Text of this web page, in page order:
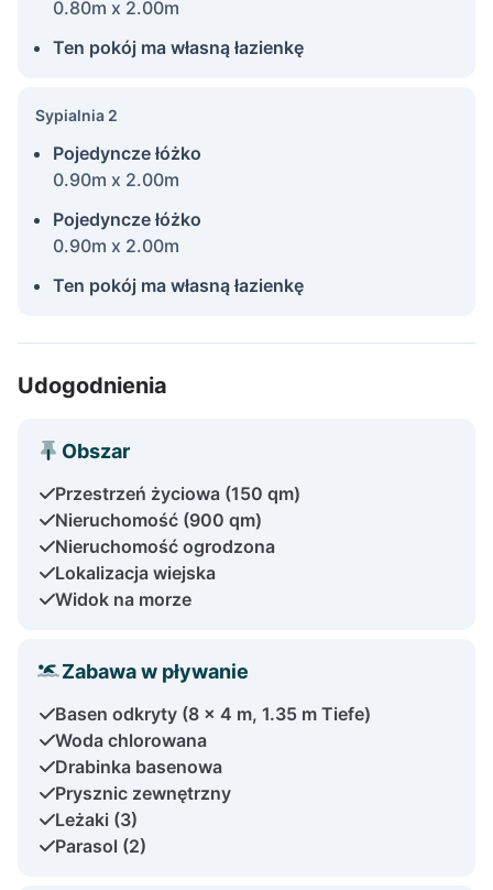
0.80m x 2.00m
Ten pokój ma własną łazienkę
Sypialnia 2
Pojedyncze łóżko
0.90m x 2.00m
Pojedyncze łóżko
0.90m x 2.00m
Ten pokój ma własną łazienkę
Udogodnienia
Obszar
Przestrzeń życiowa (150 qm)
Nieruchomość (900 qm)
Nieruchomość ogrodzona
Lokalizacja wiejska
Widok na morze
Zabawa w pływanie
Basen odkryty (8 x 4 m, 1.35 m Tiefe)
Woda chlorowana
Drabinka basenowa
Prysznic zewnętrzny
Leżaki (3)
Parasol (2)